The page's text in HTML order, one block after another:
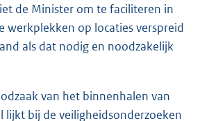
de Minister om te faciliteren in
werkplekken op locaties verspreid
als dat nodig en noodzakelijk
van het binnenhalen van
lijkt bij de veiligheidsonderzoeken